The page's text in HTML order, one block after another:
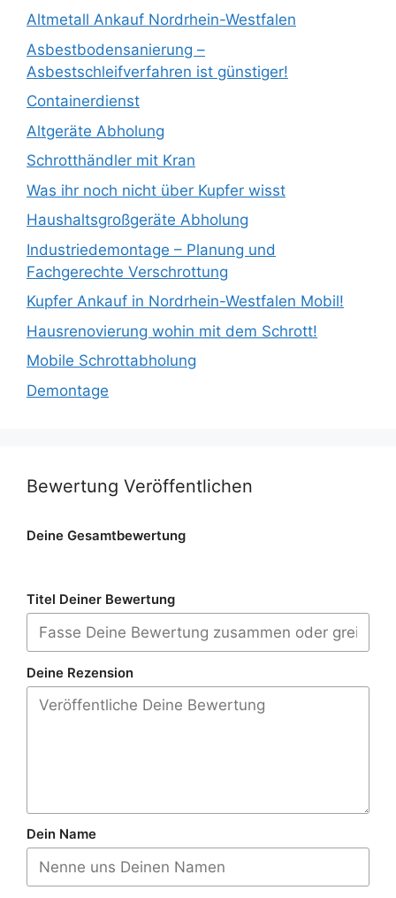
Altmetall Ankauf Nordrhein-Westfalen
Asbestbodensanierung –
Asbestschleifverfahren ist günstiger!
Containerdienst
Altgeräte Abholung
Schrotthändler mit Kran
Was ihr noch nicht über Kupfer wisst
Haushaltsgroßgeräte Abholung
Industriedemontage – Planung und
Fachgerechte Verschrottung
Kupfer Ankauf in Nordrhein-Westfalen Mobil!
Hausrenovierung wohin mit dem Schrott!
Mobile Schrottabholung
Demontage
Bewertung Veröffentlichen
Deine Gesamtbewertung
Titel Deiner Bewertung
Deine Rezension
Dein Name